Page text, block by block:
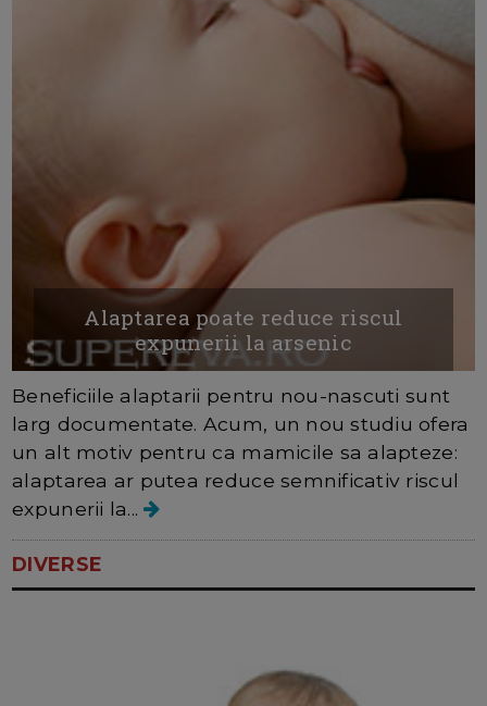
Alaptarea poate reduce riscul
expunerii la arsenic
Beneficiile alaptarii pentru nou-nascuti sunt
larg documentate. Acum, un nou studiu ofera
un alt motiv pentru ca mamicile sa alapteze:
alaptarea ar putea reduce semnificativ riscul
expunerii la...
DIVERSE